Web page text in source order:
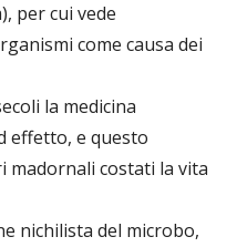
per cui vede
come causa dei
la medicina
effetto, e questo
costati la vita
nichilista del microbo,